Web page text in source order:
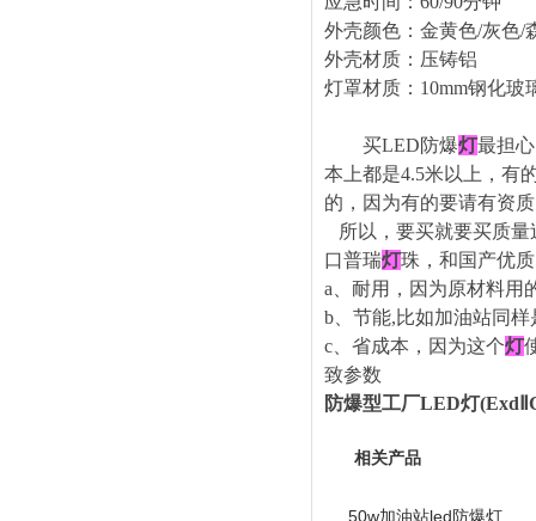
外壳颜色：金黄色/灰色/
外壳材质：压铸铝
灯罩材质： 10mm钢化玻
买LED防爆灯最担
本上都是4.5米以上，有
的，因为有的要请有资
所以，要买就要买质量
口普瑞灯珠，和国产优
a、耐用，因为原材料用
b、节能,比如加油站同样
c、省成本，因为这个灯
致参数
防爆型工厂LED灯
相关产品
50w加油站led防爆灯